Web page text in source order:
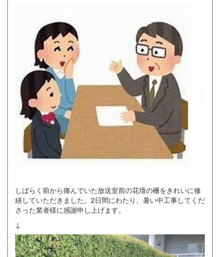
しばらく前から痛んでいた放送室前の花壇の柵をきれいに修
繕していただきました。2日間にわたり、暑い中工事してくだ
さった業者様に感謝申し上げます。
↓